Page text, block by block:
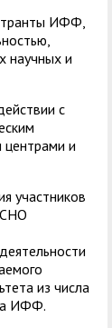
ИФФ,
научных и
с
центрами и
участников
из числа
ИФФ.